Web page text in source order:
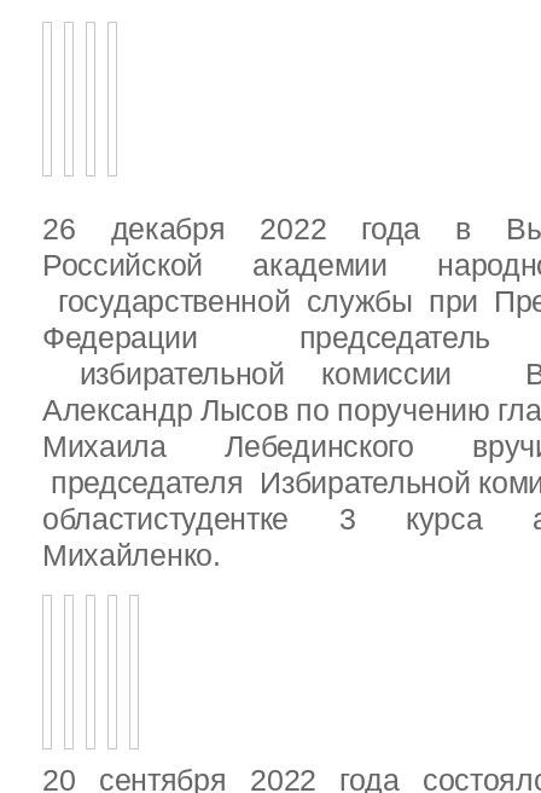
26 декабря 2022 года в
Российской академии
государственной службы при
Федерации председатель
избирательной комиссии
Александр Лысов по поручению
Михаила Лебединского
председателя Избирательной
областистудентке 3 курса
Михайленко.
20 сентября 2022 года